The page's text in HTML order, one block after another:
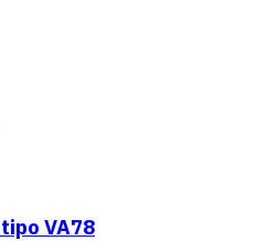
VA78